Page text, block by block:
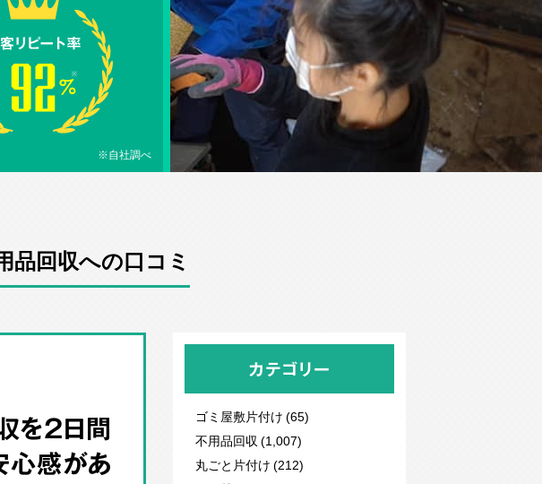
※自社調べ
品回収への口コミ
を2日間
心感があ
カテゴリー
ゴミ屋敷片付け (65)
不用品回収 (1,007)
丸ごと片付け (212)